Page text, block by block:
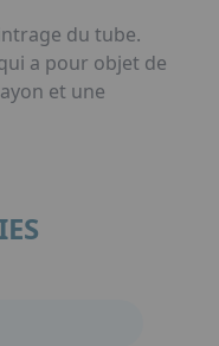
du tube.
a pour objet de
et une